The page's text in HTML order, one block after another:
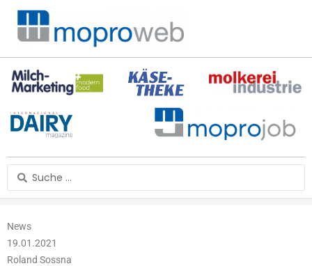
Zum
Inhalt
springen
Search
...
News
19.01.2021
Roland Sossna